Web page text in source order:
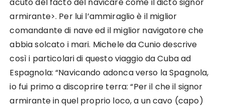
armirante>. Per lui l’ammiraglio è il miglior
comandante di nave ed il miglior navigatore che
abbia solcato i mari. Michele da Cunio descrive
così i particolari di questo viaggio da Cuba ad
Espagnola: “Navicando adonca verso la Spagnola,
io fui primo a discoprire terra: “Per il che il signor
armirante in quel proprio loco, a un cavo (capo)